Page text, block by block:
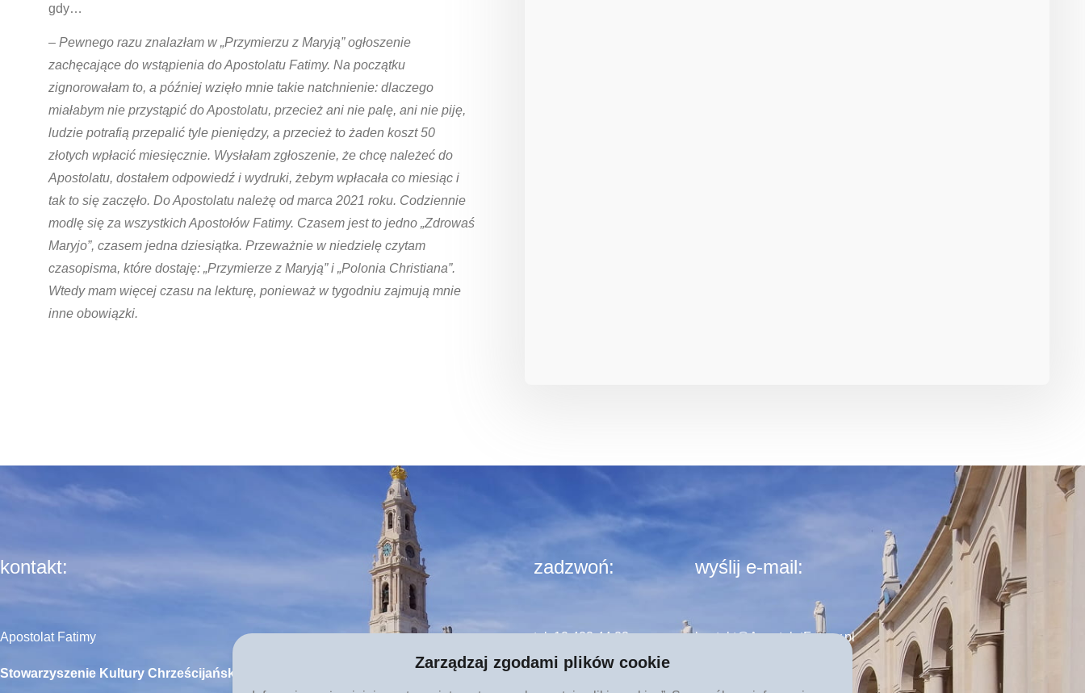
gdy…
– Pewnego razu znalazłam w „Przymierzu z Maryją” ogłoszenie
zachęcające do wstąpienia do Apostolatu Fatimy. Na początku
zignorowałam to, a później wzięło mnie takie natchnienie: dlaczego
miałabym nie przystąpić do Apostolatu, przecież ani nie palę, ani nie piję,
ludzie potrafią przepalić tyle pieniędzy, a przecież to żaden koszt 50
złotych wpłacić miesięcznie. Wysłałam zgłoszenie, że chcę należeć do
Apostolatu, dostałem odpowiedź i wydruki, żebym wpłacała co miesiąc i
tak to się zaczęło. Do Apostolatu należę od marca 2021 roku. Codziennie
modlę się za wszystkich Apostołów Fatimy. Czasem jest to jedno „Zdrowaś
Maryjo”, czasem jedna dziesiątka. Przeważnie w niedzielę czytam
czasopisma, które dostaję: „Przymierze z Maryją” i „Polonia Christiana”.
Wtedy mam więcej czasu na lekturę, ponieważ w tygodniu zajmują mnie
inne obowiązki.
kontakt:
Apostolat Fatimy
Stowarzyszenie Kultury Chrześcijańskiej im. Ks.
zadzwoń:
tel. 12 423 44 23
wyślij e-mail:
kontakt@ApostolatFatimy.pl
Zarządzaj zgodami plików cookie